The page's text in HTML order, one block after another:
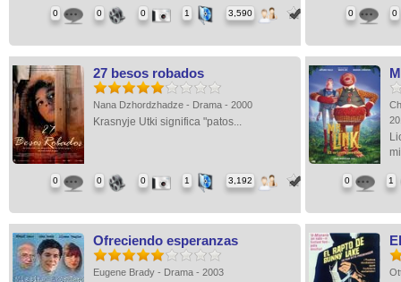
0 0 0 1 3,590 0 0
27 besos robados
Nana Dzhordzhadze - Drama - 2000
Krasnyje Utki significa "patos...
0 0 0 1 3,192 0 1
Ofreciendo esperanzas
Eugene Brady - Drama - 2003